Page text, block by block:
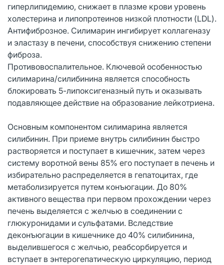
гиперлипидемию, снижает в плазме крови уровень
холестерина и липопротеинов низкой плотности (LDL).
Антифиброзное. Силимарин ингибирует коллагеназу
и эластазу в печени, способствуя снижению степени
фиброза.
Противовоспалительное. Ключевой особенностью
силимарина/силибинина является способность
блокировать 5-липоксигеназный путь и оказывать
подавляющее действие на образование лейкотриена.
Основным компонентом силимарина является
силибинин. При приеме внутрь силибинин быстро
растворяется и поступает в кишечник, затем через
систему воротной вены 85% его поступает в печень и
избирательно распределяется в гепатоцитах, где
метаболизируется путем конъюгации. До 80%
активного вещества при первом прохождении через
печень выделяется с желчью в соединении с
глюкуронидами и сульфатами. Вследствие
деконъюгации в кишечнике до 40% силибинина,
выделившегося с желчью, реабсорбируется и
вступает в энтерогепатическую циркуляцию, период